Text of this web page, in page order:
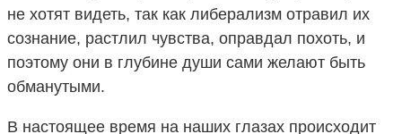
не хотят видеть, так как либерализм отравил их
сознание, растлил чувства, оправдал похоть, и
поэтому они в глубине души сами желают быть
обманутыми.
В настоящее время на наших глазах происходит